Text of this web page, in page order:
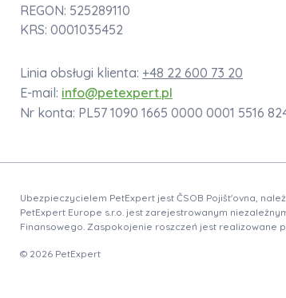
REGON: 525289110
KRS: 0001035452
Linia obsługi klienta: +48 22 600 73 20
E-mail: info@petexpert.pl
Nr konta: PL57 1090 1665 0000 0001 5516
Ubezpieczycielem PetExpert jest ČSOB Pojišt'ovna,
PetExpert Europe s.r.o. jest zarejestrowanym
Finansowego. Zaspokojenie roszczeń jest realizowane
© 2026 PetExpert